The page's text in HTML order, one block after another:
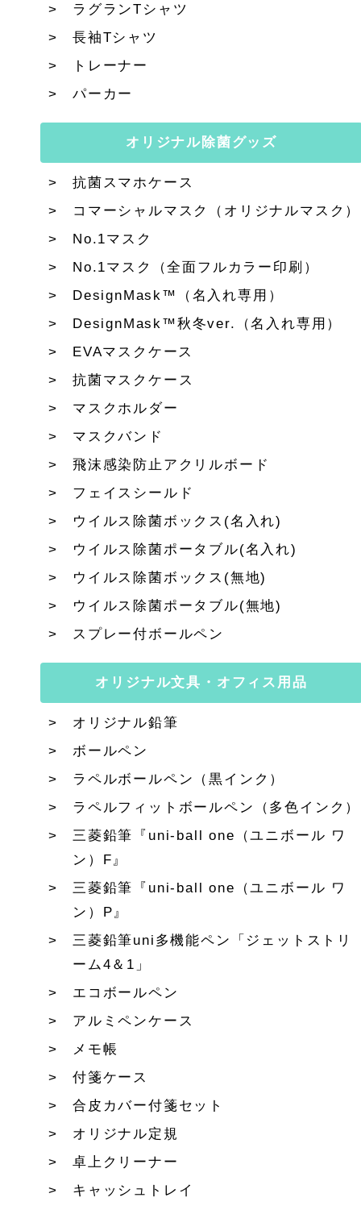
ラグランTシャツ
長袖Tシャツ
トレーナー
パーカー
オリジナル除菌グッズ
抗菌スマホケース
コマーシャルマスク（オリジナルマスク）
No.1マスク
No.1マスク（全面フルカラー印刷）
DesignMask™（名入れ専用）
DesignMask™秋冬ver.（名入れ専用）
EVAマスクケース
抗菌マスクケース
マスクホルダー
マスクバンド
飛沫感染防止アクリルボード
フェイスシールド
ウイルス除菌ボックス(名入れ)
ウイルス除菌ポータブル(名入れ)
ウイルス除菌ボックス(無地)
ウイルス除菌ポータブル(無地)
スプレー付ボールペン
オリジナル文具・オフィス用品
オリジナル鉛筆
ボールペン
ラペルボールペン（黒インク）
ラペルフィットボールペン（多色インク）
三菱鉛筆『uni-ball one（ユニボール ワ
ン）F』
三菱鉛筆『uni-ball one（ユニボール ワ
ン）P』
三菱鉛筆uni多機能ペン「ジェットストリ
ーム4＆1」
エコボールペン
アルミペンケース
メモ帳
付箋ケース
合皮カバー付箋セット
オリジナル定規
卓上クリーナー
キャッシュトレイ